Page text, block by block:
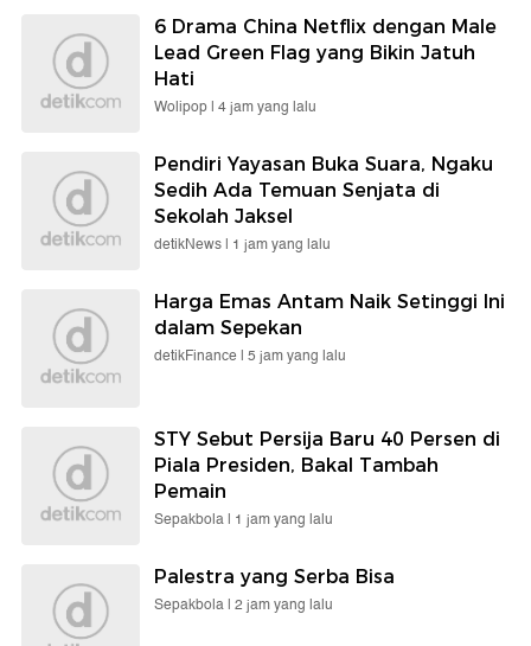
6 Drama China Netflix dengan Male
Lead Green Flag yang Bikin Jatuh
Hati
Wolipop | 4 jam yang lalu
Pendiri Yayasan Buka Suara, Ngaku
Sedih Ada Temuan Senjata di
Sekolah Jaksel
detikNews | 1 jam yang lalu
Harga Emas Antam Naik Setinggi Ini
dalam Sepekan
detikFinance | 5 jam yang lalu
STY Sebut Persija Baru 40 Persen di
Piala Presiden, Bakal Tambah
Pemain
Sepakbola | 1 jam yang lalu
Palestra yang Serba Bisa
Sepakbola | 2 jam yang lalu